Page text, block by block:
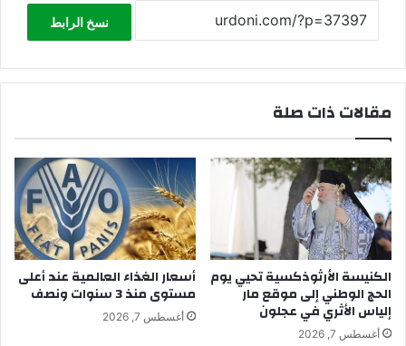
نسخ الرابط
مقالات ذات صلة
الكنيسة الأرثوذكسية تحيي يوم
الحج الوطني إلى موقع مار
إلياس الأثري في عجلون
أغسطس 7, 2026
أسعار الغذاء العالمية عند أعلى
مستوى منذ 3 سنوات ونصف
أغسطس 7, 2026